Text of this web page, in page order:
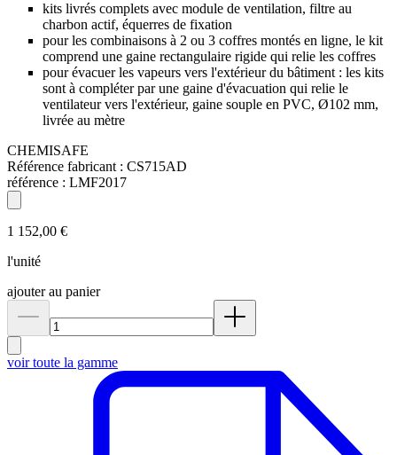
kits livrés complets avec module de ventilation, filtre au
charbon actif, équerres de fixation
pour les combinaisons à 2 ou 3 coffres montés en ligne, le kit
comprend une gaine rectangulaire rigide qui relie les coffres
pour évacuer les vapeurs vers l'extérieur du bâtiment : les kits
sont à compléter par une gaine d'évacuation qui relie le
ventilateur vers l'extérieur, gaine souple en PVC, Ø102 mm,
livrée au mètre
CHEMISAFE
Référence fabricant : CS715AD
référence : LMF2017
1 152,00 €
l'unité
ajouter au panier
voir toute la gamme